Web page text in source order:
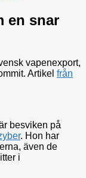
en snar
vapenexport,
Artikel från
besviken på
. Hon har
även de
i